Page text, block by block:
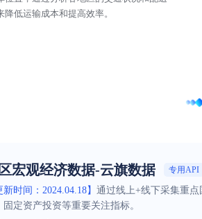
降低运输成本和提高效率。
宏观经济数据-云旗数据 专用API
新时间：2024.04.18】 通过线上+线下采集重
固定资产投资等重要关注指标。